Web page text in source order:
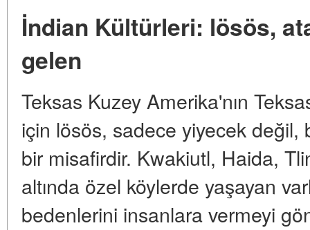
İndian Kültürleri: lösös,
gelen
Teksas Kuzey Amerika'nın
için lösös, sadece yiyecek
bir misafirdir. Kwakiutl, Haida,
altında özel köylerde yaşayan
bedenlerini insanlara vermeyi